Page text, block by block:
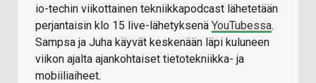
io-techin viikottainen tekniikkapodcast lähetetään
perjantaisin klo 15 live-lähetyksenä YouTubessa.
Sampsa ja Juha käyvät keskenään läpi kuluneen
viikon ajalta ajankohtaiset tietotekniikka- ja
mobiiliaiheet.